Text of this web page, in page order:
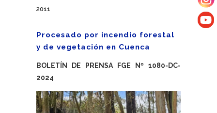
2011
Procesado por incendio forestal
y de vegetación en Cuenca
BOLETÍN DE PRENSA FGE Nº 1080-DC-
2024